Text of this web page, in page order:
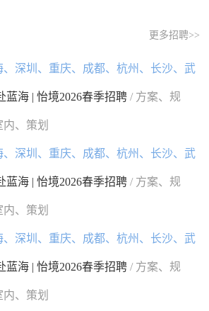
国外
更多招聘>>
、深圳、重庆、成都、杭州、长沙、武
蓝海 | 怡境2026春季招聘/ 方案、规
、策划
、深圳、重庆、成都、杭州、长沙、武
蓝海 | 怡境2026春季招聘/ 方案、规
、策划
、深圳、重庆、成都、杭州、长沙、武
蓝海 | 怡境2026春季招聘/ 方案、规
、策划